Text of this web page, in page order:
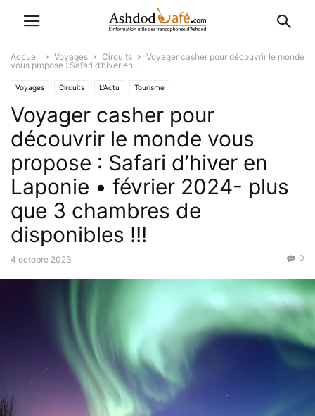
Accueil Voyages Circuits
Voyager casher pour découvrir le monde
vous propose : Safari d’hiver en...
Voyages Circuits L'Actu Tourisme
Voyager casher pour
découvrir le monde vous
propose : Safari d’hiver en
Laponie • février 2024- plus
que 3 chambres de
disponibles !!!
4 octobre 2023 0